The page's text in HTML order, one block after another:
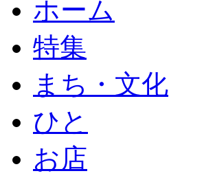
ホーム
特集
まち・文化
ひと
お店